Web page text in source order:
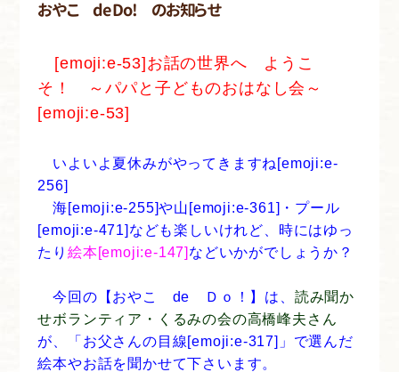
おやこ de Do! のお知らせ
[emoji:e-53]お話の世界へ ようこ
そ！ ～パパと子どものおはなし会～
[emoji:e-53]
いよいよ夏休みがやってきますね[emoji:e-
256]
海[emoji:e-255]や山[emoji:e-361]・プール
[emoji:e-471]なども楽しいけれど、時にはゆっ
たり絵本[emoji:e-147] などいかがでしょうか？
今回の【おやこ de Ｄｏ！】は、 読み聞か
せボランティア・くるみの会の高橋峰夫さん
が、「お父さんの目線[emoji:e-317]」で選んだ
絵本やお話を聞かせて下さいます。